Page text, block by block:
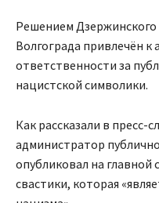
Решением Дзержинского
Волгограда привлечён
ответственности за
нацистской символики.
Как рассказали в пресс-
администратор
опубликовал на
свастики, которая